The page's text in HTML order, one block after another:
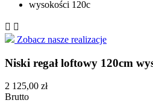
 
Zobacz nasze realizacje
Niski regał loftowy 120cm
2 125,00 zł
Brutto